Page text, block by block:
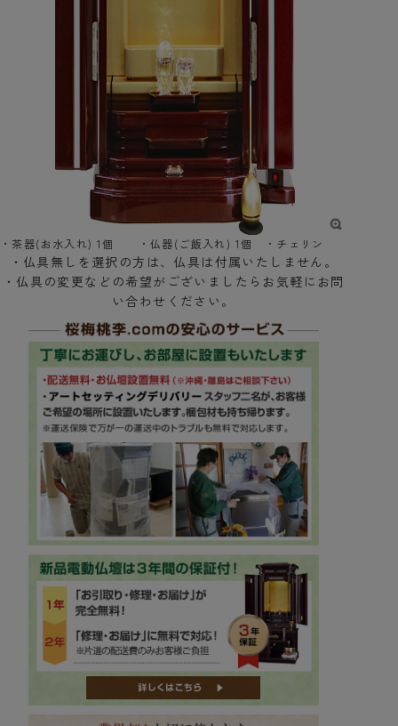
・茶器(お水入れ) 1個 ・仏器(ご飯入れ) 1個 ・チェリン
・仏具無しを選択の方は、仏具は付属いたしません。
・仏具の変更などの希望がございましたらお気軽にお問
い合わせください。